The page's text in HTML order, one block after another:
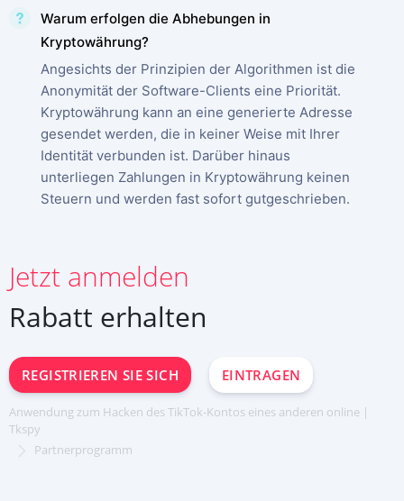
Warum erfolgen die Abhebungen in
Kryptowährung?
Angesichts der Prinzipien der Algorithmen ist die
Anonymität der Software-Clients eine Priorität.
Kryptowährung kann an eine generierte Adresse
gesendet werden, die in keiner Weise mit Ihrer
Identität verbunden ist. Darüber hinaus
unterliegen Zahlungen in Kryptowährung keinen
Steuern und werden fast sofort gutgeschrieben.
Jetzt anmelden
Rabatt erhalten
REGISTRIEREN SIE SICH EINTRAGEN
Anwendung zum Hacken des TikTok-Kontos eines anderen online |
Tkspy
Partnerprogramm
JETZT ANMELDEN
Español
中文
Français
日本
Хинди हिन्दी